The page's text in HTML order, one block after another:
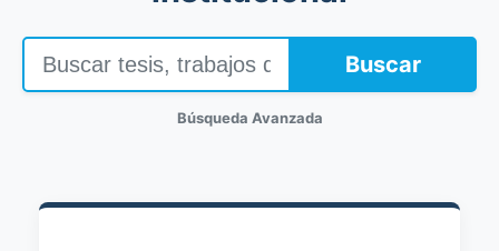
Buscar
Búsqueda Avanzada